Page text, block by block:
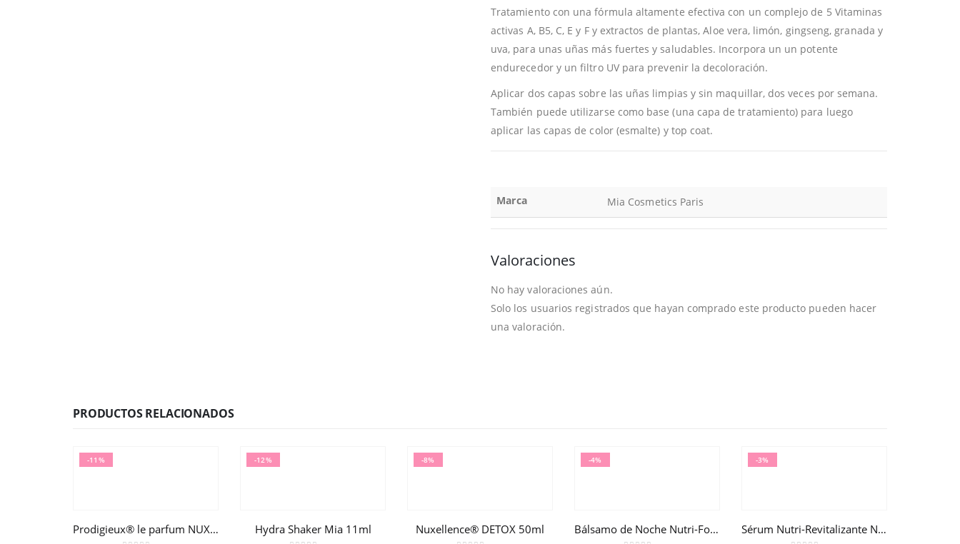
Tratamiento con una fórmula altamente efectiva con un complejo de 5 Vitaminas
activas A, B5, C, E y F y extractos de plantas, Aloe vera, limón, gingseng, granada y
uva, para unas uñas más fuertes y saludables. Incorpora un un potente
endurecedor y un filtro UV para prevenir la decoloración.
Aplicar dos capas sobre las uñas limpias y sin maquillar, dos veces por semana.
También puede utilizarse como base (una capa de tratamiento) para luego
aplicar las capas de color (esmalte) y top coat.
Marca Mia Cosmetics Paris
Valoraciones
No hay valoraciones aún.
Solo los usuarios registrados que hayan comprado este producto pueden hacer
una valoración.
PRODUCTOS RELACIONADOS
-11%
Prodigieux® le parfum NUXE 50ml
-12%
Hydra Shaker Mia 11ml
-8%
Nuxellence® DETOX 50ml
-4%
Bálsamo de Noche Nutri-Fortificante Nuxuriance® Gold 50ml
-3%
Sérum Nutri-Revitalizante Nuxuriance® Gold 30ml